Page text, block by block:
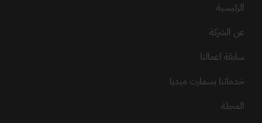
الرئيسية
عن الشركة
سابقة اعمالنا
خدماتنا بسمارت ميديا
المجلة